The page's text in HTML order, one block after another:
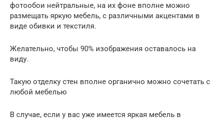
фотообои нейтральные, на их фоне вполне можно
размещать яркую мебель, с различными акцентами в
виде обивки и текстиля.
Желательно, чтобы 90% изображения оставалось на
виду.
Такую отделку стен вполне органично можно сочетать с
любой мебелью
В случае, если у вас уже имеется яркая мебель в